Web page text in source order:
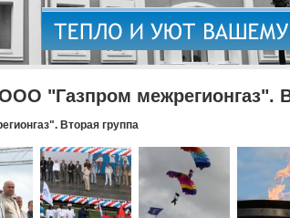
"Газпром межрегионгаз".
Вторая группа